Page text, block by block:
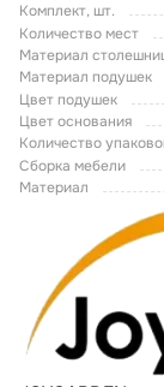
Комплект, шт.
Количество мест
Материал
Материал подушек
Цвет подушек
Цвет основания
Количество
Сборка мебели
Материал